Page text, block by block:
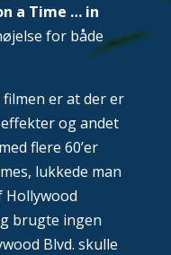
a Time … in
for både
er at der er
og andet
flere 60’er
lukkede man
Hollywood
brugte ingen
Blvd. skulle